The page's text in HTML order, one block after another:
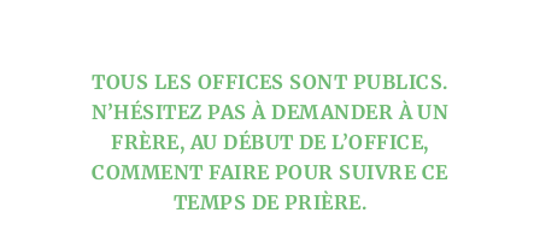
TOUS LES OFFICES SONT PUBLICS.
N’HÉSITEZ PAS À DEMANDER À UN
FRÈRE, AU DÉBUT DE L’OFFICE,
COMMENT FAIRE POUR SUIVRE CE
TEMPS DE PRIÈRE.